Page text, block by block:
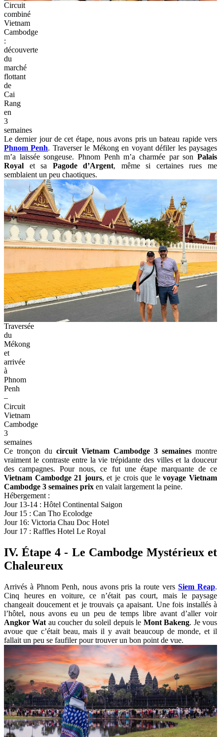
Circuit
combiné
Vietnam
Cambodge
:
découverte
du
marché
flottant
de
Cai
Rang
en
3
semaines
Le dernier jour de cet étape, nous avons pris un bateau rapide vers
Phnom Penh. Traverser le Mékong en voyant défiler les paysages
m’a laissée songeuse. Phnom Penh m’a charmée par son Palais
Royal et sa Pagode d’Argent, même si certaines rues me
semblaient un peu chaotiques.
Traversée
du
Mékong
et
arrivée
à
Phnom
Penh
–
Circuit
Vietnam
Cambodge
3
semaines
Ce tronçon du circuit Vietnam Cambodge 3 semaines montre
vraiment le contraste entre la vie trépidante des villes et la douceur
des campagnes. Pour nous, ce fut une étape marquante de ce
Vietnam Cambodge 21 jours, et je crois que levoyage Vietnam
Cambodge 3 semaines prix en valait largement la peine.
Hébergement :
Jour 13-14 : Hôtel Continental Saigon
Jour 15 : Can Tho Ecolodge
Jour 16: Victoria Chau Doc Hotel
Jour 17 : Raffles Hotel Le Royal
IV. Étape 4 - Le Cambodge Mystérieux et
Chaleureux
Arrivés à Phnom Penh, nous avons pris la route versSiem Reap.
Cinq heures en voiture, ce n’était pas court, mais le paysage
changeait doucement et je trouvais ça apaisant. Une fois installés à
l’hôtel, nous avons eu un peu de temps libre avant d’aller voir
Angkor Wat au coucher du soleil depuis le Mont Bakeng. Je vous
avoue que c’était beau, mais il y avait beaucoup de monde, et il
fallait un peu se faufiler pour trouver un bon point de vue.